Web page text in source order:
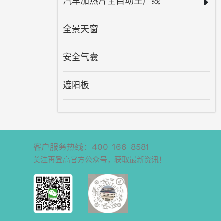
全景天窗
安全气囊
遮阳板
客户服务热线：400-166-8581
关注再登高官方公众号，获取最新资讯！